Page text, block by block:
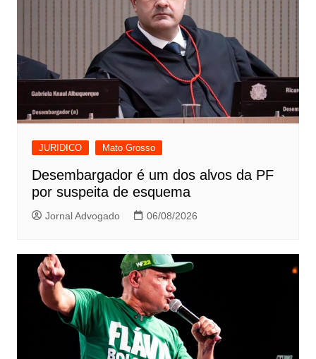
JURIDICO Mato Grosso
Desembargador é um dos alvos da PF
por suspeita de esquema
Jornal Advogado 06/08/2026